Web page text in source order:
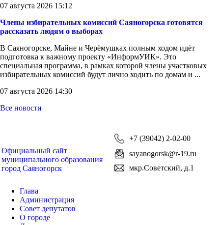
07 августа 2026 15:12
Члены избирательных комиссий Саяногорска готовятся
рассказать людям о выборах
В Саяногорске, Майне и Черёмушках полным ходом идёт
подготовка к важному проекту «ИнформУИК». Это
специальная программа, в рамках которой члены участковых
избирательных комиссий будут лично ходить по домам и ...
07 августа 2026 14:30
Все новости
Официальный сайт
муниципального образования
город Саяногорск
+7 (39042) 2-02-00
sayanogorsk@r-19.ru
мкр.Советский, д.1
Глава
Администрация
Совет депутатов
О городе